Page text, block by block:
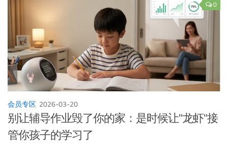
0
会员专区 2026-03-20
别让辅导作业毁了你的家：是时候让"龙虾"接
管你孩子的学习了